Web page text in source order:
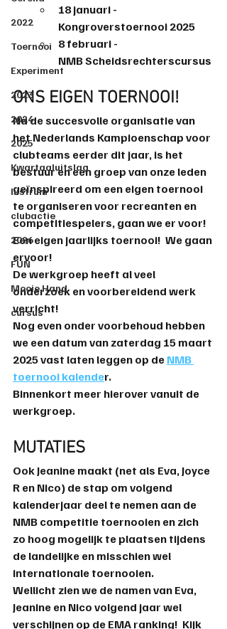
2022
Toernooi
Experiment
2023
2024
2025
Kwartaaluitslag
lustrum
clubactie
2026
FUN
Mooie Hand
cursus
18 januari -
Kongroverstoernooi 2025
8 februari -
NMBScheidsrechterscursus
ONS EIGEN TOERNOOI!
Na de succesvolle organisatie van
het Nederlands Kampioenschap voor
clubteams eerder dit jaar, is het
bestuur en een groep van onze leden
geïnspireerd om een eigen toernooi
te organiseren voor recreanten en
competitiespelers, gaan we er voor!
Een eigen jaarlijks toernooi!  We gaan
ervoor!
De werkgroep heeft al veel
onderzoek en voorbereidend werk
verricht!
Nog even onder voorbehoud hebben
we een datum van zaterdag 15 maart
2025 vast laten leggen op de NMB
toernooi kalender.
Binnenkort meer hierover vanuit de
werkgroep.
MUTATIES
Ook Jeanine maakt (net als Eva, Joyce
R en Nico) de stap om volgend
kalenderjaar deel te nemen aan de
NMB competitie toernooien en zich
zo hoog mogelijk te plaatsen tijdens
de landelijke en misschien wel
internationale toernooien.
Wellicht zien we de namen van Eva,
Jeanine en Nico volgend jaar wel
verschijnen op de EMA ranking!  Kijk